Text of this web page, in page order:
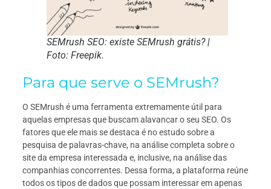
SEMrush SEO: existe SEMrush grátis? |
Foto: Freepik.
Para que serve o SEMrush?
O SEMrush é uma ferramenta extremamente útil para
aquelas empresas que buscam alavancar o seu SEO. Os
fatores que ele mais se destaca é no estudo sobre a
pesquisa de palavras-chave, na análise completa sobre o
site da empresa interessada e, inclusive, na análise das
companhias concorrentes. Dessa forma, a plataforma reúne
todos os tipos de dados que possam interessar em apenas